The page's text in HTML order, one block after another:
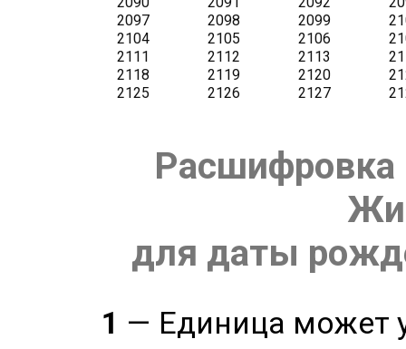
Расшифровка
для даты
1 — Единица может